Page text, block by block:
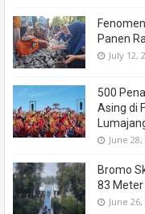
Panen
July 12,
500
Asing di
June 28,
Bromo
83
June 26,